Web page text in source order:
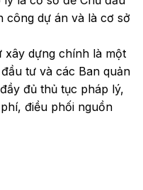
công dự án và là cơ sở
xây dựng chính là một
tư và các Ban quản
đủ thủ tục pháp lý,
điều phối nguồn